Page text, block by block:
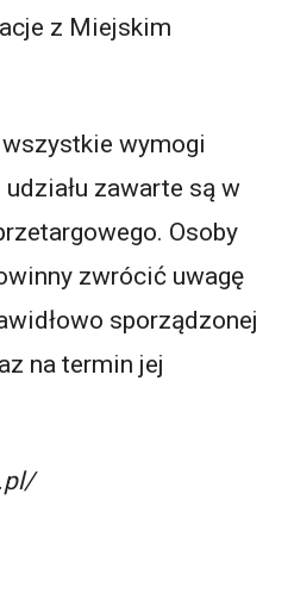
z Miejskim
wymogi
zawarte są w
Osoby
zwrócić uwagę
sporządzonej
na termin jej